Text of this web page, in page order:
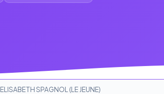
ELISABETH SPAGNOL (LE JEUNE)